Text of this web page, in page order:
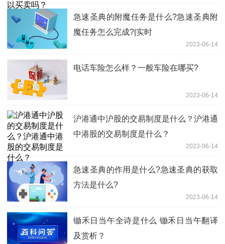
急速圣典的附魔任务是什么?急速圣典附
魔任务怎么完成?|实时
2023-06-14
电话车险怎么样？一般车险在哪买?
2023-06-14
沪港通中沪股的交易制度是什么？​沪港通
中港股的交易制度是什么？
2023-06-14
急速圣典的作用是什么?急速圣典的获取
方法是什么?
2023-06-14
锄禾日当午全诗是什么 锄禾日当午翻译
及赏析？